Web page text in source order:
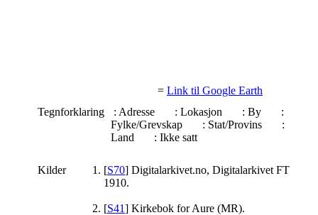
= Link til Google Earth
Tegnforklaring
: Adresse : Lokasjon : By
:
Fylke/Grevskap
: Stat/Provins
:
Land
: Ikke satt
Kilder [S70] Digitalarkivet.no, Digitalarkivet FT
1910.
[S41] Kirkebok for Aure (MR).